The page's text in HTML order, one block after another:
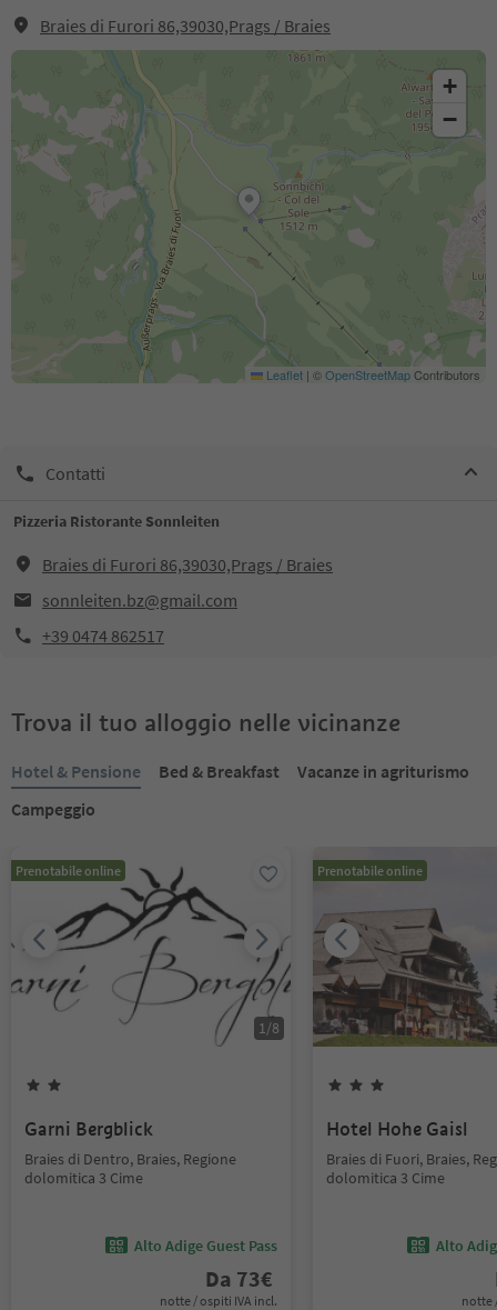
Braies di Furori 86,39030,Prags / Braies
+
−
Leaflet | ©OpenStreetMapContributors
Contatti
Pizzeria Ristorante Sonnleiten
Braies di Furori 86,39030,Prags / Braies
sonnleiten.bz@gmail.com
+39 0474 862517
Trova il tuo alloggio nelle vicinanze
Hotel & Pensione Bed & Breakfast
Vacanze in agriturismo
Campeggio
Prenotabile online
1/8
Garni Bergblick
Braies di Dentro, Braies, Regione
dolomitica 3 Cime
Alto Adige Guest Pass
Da 73€
notte / ospiti IVA incl.
Prenotabile online
Hotel Hohe Gaisl
Braies di Fuori, Braies,
dolomitica 3 Cime
Alto
notte